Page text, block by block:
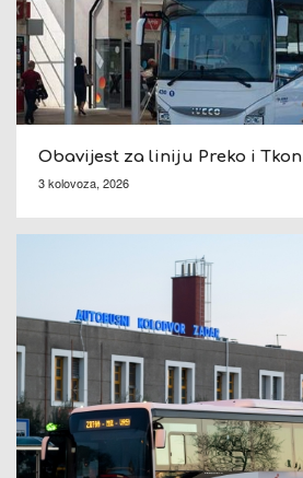
Obavijest za liniju Preko i Tkon
3 kolovoza, 2026